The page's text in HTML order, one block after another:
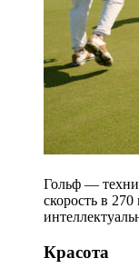
Гольф —
скорость в
Красота